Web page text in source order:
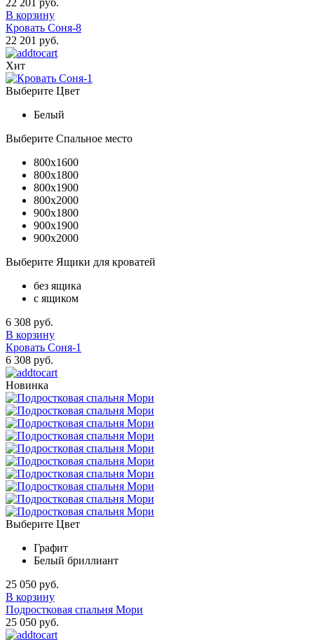
В корзину
Кровать Соня-8
22 201 руб.
Хит
Выберите Цвет
Белый
Выберите Спальное место
800x1600
800x1800
800x1900
800x2000
900x1800
900x1900
900x2000
Выберите Ящики для кроватей
без ящика
с ящиком
6 308 руб.
В корзину
Кровать Соня-1
6 308 руб.
Новинка
Выберите Цвет
Графит
Белый бриллиант
25 050 руб.
В корзину
Подростковая спальня Мори
25 050 руб.